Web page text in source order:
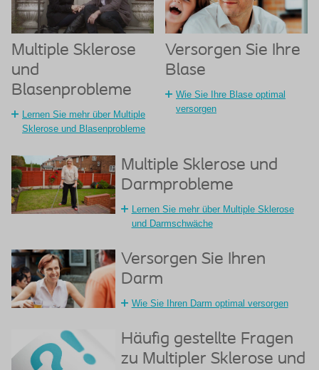
Multiple Sklerose
und
Blasenprobleme
Lernen Sie mehr über Multiple
Sklerose und Blasenprobleme
Versorgen Sie Ihre
Blase
Wie Sie Ihre Blase optimal
versorgen
Multiple Sklerose und
Darmprobleme
Lernen Sie mehr über Multiple Sklerose
und Darmschwäche
Versorgen Sie Ihren
Darm
Wie Sie Ihren Darm optimal versorgen
Häufig gestellte Fragen
zu Multipler Sklerose und